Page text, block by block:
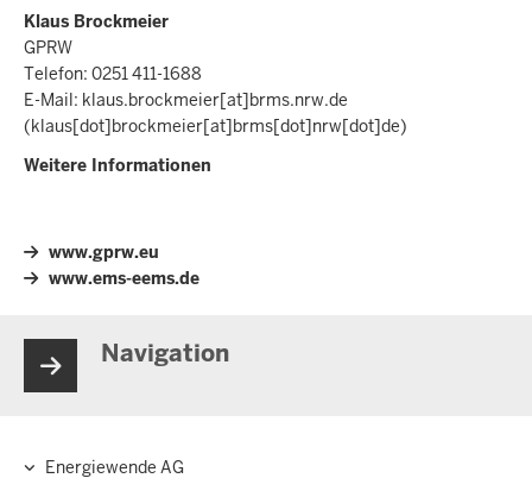
Klaus Brockmeier
GPRW
Telefon: 0251 411-1688
E-Mail: klaus.brockmeier[at]brms.nrw.de
(klaus[dot]brockmeier[at]brms[dot]nrw[dot]de)
Weitere Informationen
www.gprw.eu
www.ems-eems.de
Navigation
Energiewende AG